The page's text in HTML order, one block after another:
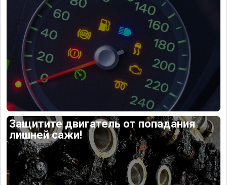
Защитите двигатель от попадания
лишней сажи!